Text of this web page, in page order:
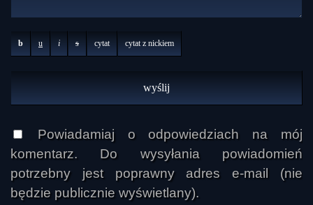
b u i s cytat cytat z nickiem
Powiadamiaj o odpowiedziach na mój
komentarz. Do wysyłania powiadomień
potrzebny jest poprawny adres e-mail (nie
będzie publicznie wyświetlany).